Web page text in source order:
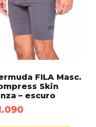
FILA Masc.
Skin
– escuro